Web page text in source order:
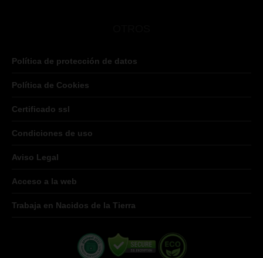
Política de protección de datos
Política de Cookies
Certificado ssl
Condiciones de uso
Aviso Legal
Acceso a la web
Trabaja en Nacidos de la Tierra